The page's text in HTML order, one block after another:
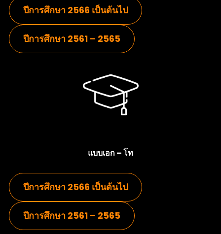
ปีการศึกษา 2566 เป็นต้นไป
ปีการศึกษา 2561 – 2565
แบบเอก – โท
ปีการศึกษา 2566 เป็นต้นไป
ปีการศึกษา 2561 – 2565